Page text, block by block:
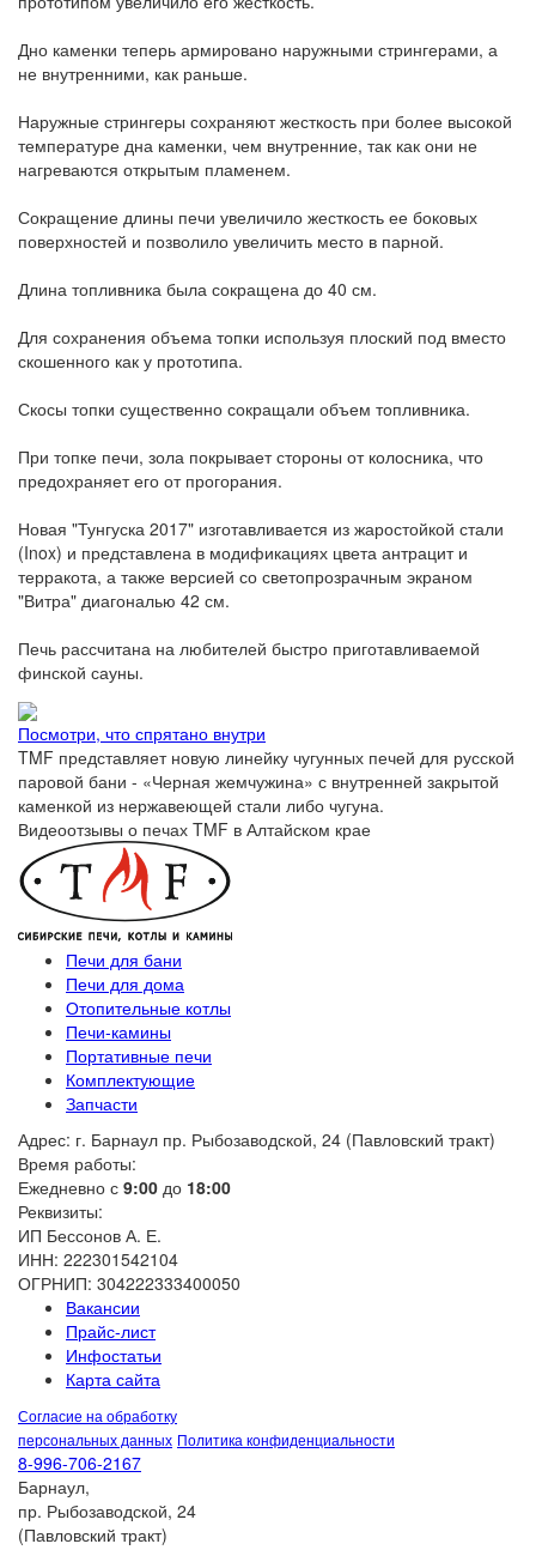
Дно каменки теперь армировано наружными стрингерами, а
не внутренними, как раньше.
Наружные стрингеры сохраняют жесткость при более высокой
температуре дна каменки, чем внутренние, так как они не
нагреваются открытым пламенем.
Сокращение длины печи увеличило жесткость ее боковых
поверхностей и позволило увеличить место в парной.
Длина топливника была сокращена до 40 см.
Для сохранения объема топки используя плоский под вместо
скошенного как у прототипа.
Скосы топки существенно сокращали объем топливника.
При топке печи, зола покрывает стороны от колосника, что
предохраняет его от прогорания.
Новая "Тунгуска 2017" изготавливается из жаростойкой стали
(Inox) и представлена в модификациях цвета антрацит и
терракота, а также версией со светопрозрачным экраном
"Витра" диагональю 42 см.
Печь рассчитана на любителей быстро приготавливаемой
финской сауны.
Посмотри, что спрятано внутри
TMF представляет новую линейку чугунных печей для русской
паровой бани - «Черная жемчужина» с внутренней закрытой
каменкой из нержавеющей стали либо чугуна.
Видеоотзывы о печах TMF в Алтайском крае
Печи для бани
Печи для дома
Отопительные котлы
Печи-камины
Портативные печи
Комплектующие
Запчасти
Адрес: г. Барнаул пр. Рыбозаводской, 24 (Павловский тракт)
Время работы:
Ежедневно с 9:00 до 18:00
Реквизиты:
ИП Бессонов А. Е.
ИНН: 222301542104
ОГРНИП: 304222333400050
Вакансии
Прайс-лист
Инфостатьи
Карта сайта
Согласие на обработку
персональных данных Политика конфиденциальности
8-996-706-2167
Барнаул,
пр. Рыбозаводской, 24
(Павловский тракт)